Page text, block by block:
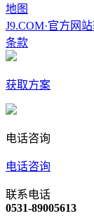
地图
J9.COM·官方网
条款
获取方案
电话咨询
电话咨询
联系电话
0531-89005613